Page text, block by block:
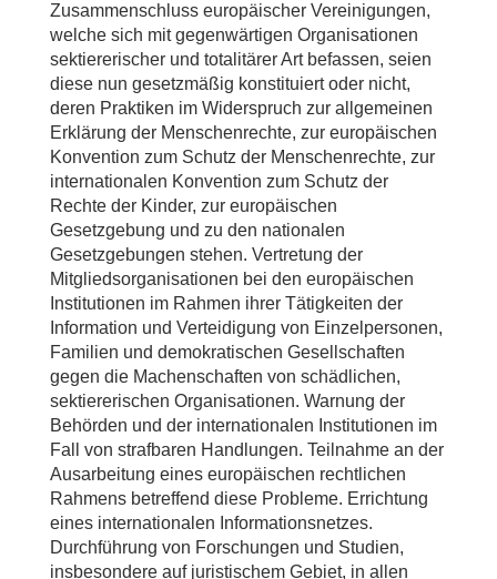
Zusammenschluss europäischer Vereinigungen,
welche sich mit gegenwärtigen Organisationen
sektiererischer und totalitärer Art befassen, seien
diese nun gesetzmäßig konstituiert oder nicht,
deren Praktiken im Widerspruch zur allgemeinen
Erklärung der Menschenrechte, zur europäischen
Konvention zum Schutz der Menschenrechte, zur
internationalen Konvention zum Schutz der
Rechte der Kinder, zur europäischen
Gesetzgebung und zu den nationalen
Gesetzgebungen stehen. Vertretung der
Mitgliedsorganisationen bei den europäischen
Institutionen im Rahmen ihrer Tätigkeiten der
Information und Verteidigung von Einzelpersonen,
Familien und demokratischen Gesellschaften
gegen die Machenschaften von schädlichen,
sektiererischen Organisationen. Warnung der
Behörden und der internationalen Institutionen im
Fall von strafbaren Handlungen. Teilnahme an der
Ausarbeitung eines europäischen rechtlichen
Rahmens betreffend diese Probleme. Errichtung
eines internationalen Informationsnetzes.
Durchführung von Forschungen und Studien,
insbesondere auf juristischem Gebiet, in allen